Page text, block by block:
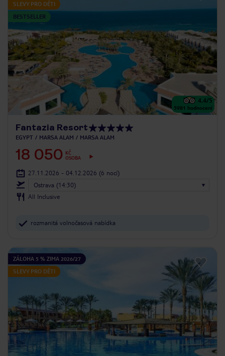
SLEVY PRO DĚTI
BESTSELLER
4.4/5
5981 hodnocení
Fantazia Resort
EGYPT MARSA ALAM MARSA ALAM
18 050
KČ
OSOBA
27.11.2026 - 04.12.2026 (6 nocí)
Ostrava (14:30)
All Inclusive
rozmanitá volnočasová nabídka
ZÁLOHA 5 % ZIMA 2026/27
SLEVY PRO DĚTI